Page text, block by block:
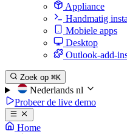
Appliance
Handmatig
Mobiele apps
Desktop
Outlook-add-
Zoek op ⌘K
Nederlands nl
Probeer de live demo
Home